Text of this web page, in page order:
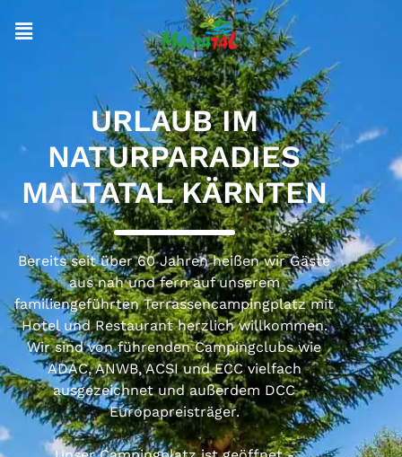
URLAUB IM
NATURPARADIES
MALTATAL KÄRNTEN
Bereits seit über 60 Jahren heißen wir Gäste
aus nah und fern auf unserem
familiengeführten Terrassencampingplatz mit
Hotel und Restaurant herzlich willkommen.
Wir sind von führenden Campingclubs wie
ADAC, ANWB, ACSI und ECC vielfach
ausgezeichnet und außerdem DCC
Europapreisträger.